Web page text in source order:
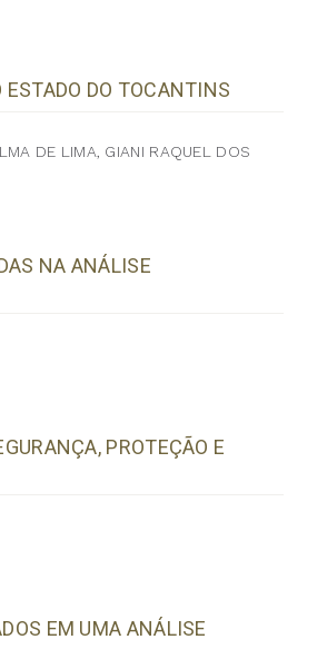
ESTADO DO TOCANTINS
DE LIMA, GIANI RAQUEL DOS
NA ANÁLISE
PROTEÇÃO E
EM UMA ANÁLISE